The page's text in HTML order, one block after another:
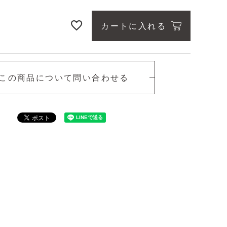
Tan
カートに入れる
の商品について問い合わせる